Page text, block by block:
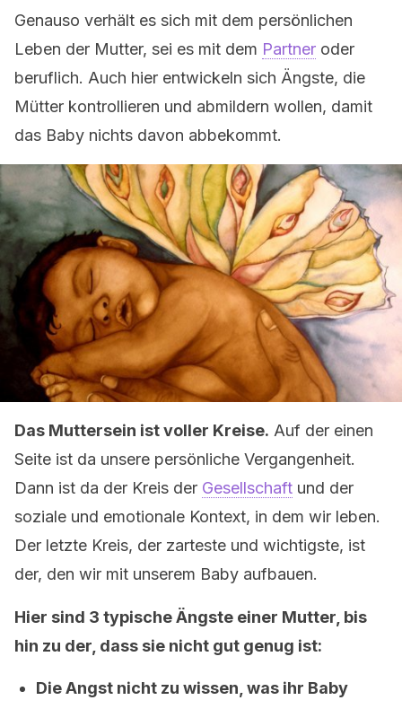
Genauso verhält es sich mit dem persönlichen
Leben der Mutter, sei es mit dem Partner oder
beruflich. Auch hier entwickeln sich Ängste, die
Mütter kontrollieren und abmildern wollen, damit
das Baby nichts davon abbekommt.
Das Muttersein ist voller Kreise. Auf der einen
Seite ist da unsere persönliche Vergangenheit.
Dann ist da der Kreis der Gesellschaft und der
soziale und emotionale Kontext, in dem wir leben.
Der letzte Kreis, der zarteste und wichtigste, ist
der, den wir mit unserem Baby aufbauen.
Hier sind 3 typische Ängste einer Mutter, bis
hin zu der, dass sie nicht gut genug ist:
Die Angst nicht zu wissen, was ihr Baby